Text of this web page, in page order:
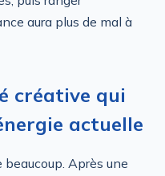
aura plus de mal à
créative qui
actuelle
beaucoup. Après une